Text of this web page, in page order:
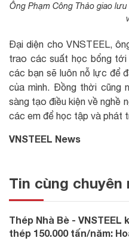
Ông Phạm Công Thảo giao
Đại diện cho VNSTEEL,
trao các suất học bổng
các bạn sẽ luôn nỗ lực để
của mình. Đồng thời cũng
sàng tạo điều kiện về nghề
các em để học tập và phát
VNSTEEL News
Tin cùng chuyên
Thép Nhà Bè -
thép 150.000 tấn/năm: